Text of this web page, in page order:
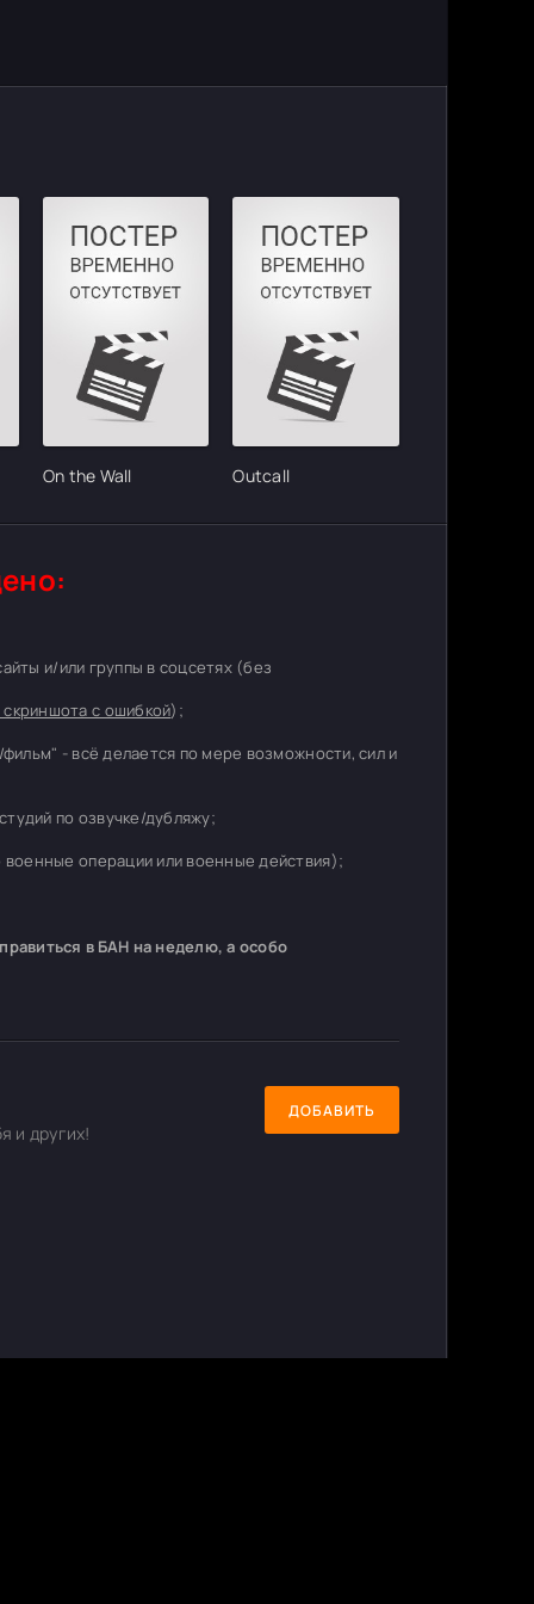
On the Wall Outcall
и/или группы в соцсетях (без
с ошибкой);
- всё делается по мере возможности, сил и
по озвучке/дубляжу;
военные операции или военные действия);
в БАН на неделю, а особо
и других!
ДОБАВИТЬ